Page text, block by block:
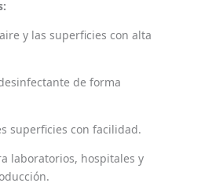
y las superficies con alta
de forma
superficies con facilidad.
laboratorios, hospitales y